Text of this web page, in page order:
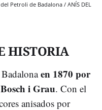
Petroli de Badalona / ANÍS DEL
HISTORIA
en 1870 por
i Grau. Con el
anisados por